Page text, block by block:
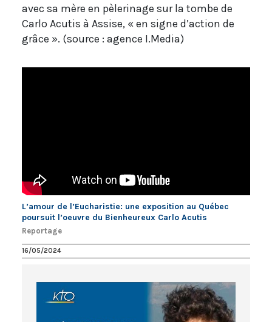
avec sa mère en pèlerinage sur la tombe de
Carlo Acutis à Assise, « en signe d’action de
grâce ». (source : agence I.Media)
L’amour de l’Eucharistie: une exposition au Québec
poursuit l’oeuvre du Bienheureux Carlo Acutis
Reportage
16/05/2024